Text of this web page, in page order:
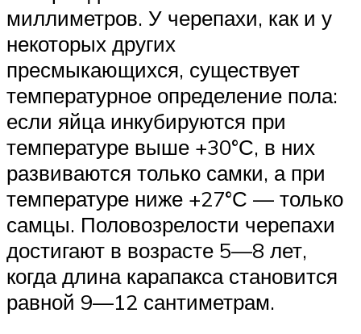
миллиметров. У черепахи, как и у
некоторых других
пресмыкающихся, существует
температурное определение пола:
если яйца инкубируются при
температуре выше +30°С, в них
развиваются только самки, а при
температуре ниже +27°С — только
самцы. Половозрелости черепахи
достигают в возрасте 5—8 лет,
когда длина карапакса становится
равной 9—12 сантиметрам.